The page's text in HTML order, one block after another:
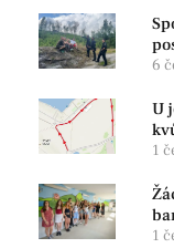
6
U
1
1